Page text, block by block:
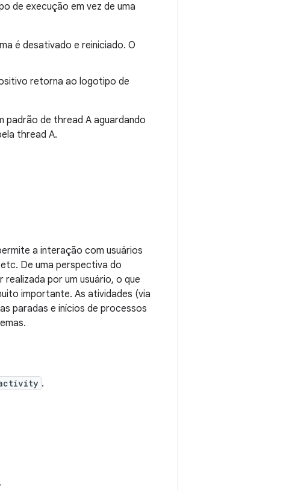
de execução em vez de uma
é desativado e reiniciado. O
retorna ao logotipo de
padrão de thread A aguardando
thread A.
a interação com usuários
De uma perspectiva do
por um usuário, o que
importante. As atividades (via
paradas e inícios de processos
.
.